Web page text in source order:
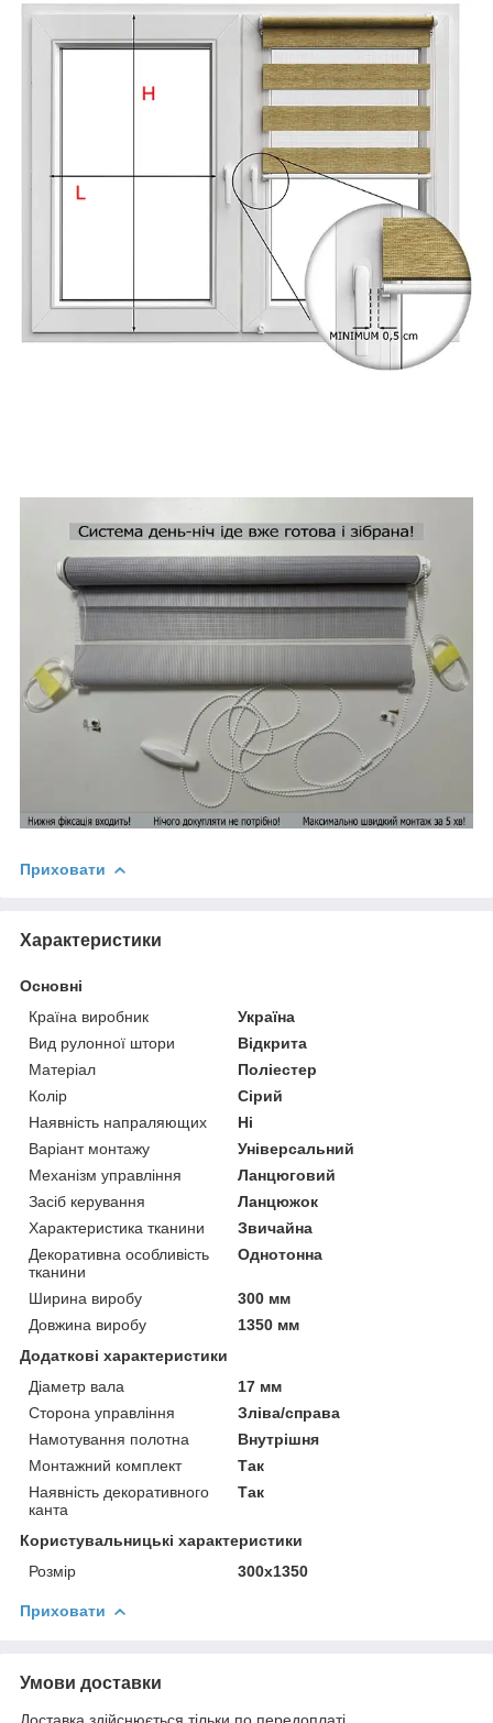
Приховати
Характеристики
Основні
Країна виробник
Україна
Вид рулонної штори
Відкрита
Матеріал
Поліестер
Колір
Сірий
Наявність напраляющих
Ні
Варіант монтажу
Універсальний
Механізм управління
Ланцюговий
Засіб керування
Ланцюжок
Характеристика тканини
Звичайна
Декоративна особливість
тканини
Однотонна
Ширина виробу
300 мм
Довжина виробу
1350 мм
Додаткові характеристики
Діаметр вала
17 мм
Сторона управління
Зліва/справа
Намотування полотна
Внутрішня
Монтажний комплект
Так
Наявність декоративного
канта
Так
Користувальницькі характеристики
Розмір
300х1350
Приховати
Умови доставки
Доставка здійснюється тільки по передоплаті.